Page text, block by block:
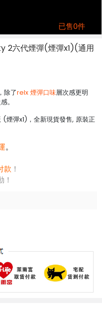
已售0件
2六代煙彈(煙彈x1)(通用
除了relx 煙彈口味層次感更明
。
煙彈x1)，全新現貨發售, 原裝正
。
款 ！
！